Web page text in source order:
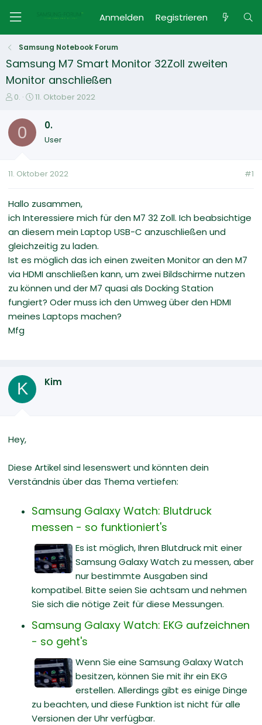
Anmelden Registrieren
Samsung Notebook Forum
Samsung M7 Smart Monitor 32Zoll zweiten
Monitor anschließen
E
s
e
e
0.
E
t
t
m
11. Oktober 2022
0 0.
User
11. Oktober 2022 #1
Hallo zusammen,
ich Interessiere mich für den M7 32 Zoll. Ich beabsichtige
an diesem mein Laptop USB-C anzuschließen und
gleichzeitig zu laden.
Ist es möglich das ich einen zweiten Monitor an den M7
via HDMI anschließen kann, um zwei Bildschirme nutzen
zu können und der M7 quasi als Docking Station
fungiert? Oder muss ich den Umweg über den HDMI
meines Laptops machen?
Mfg
K Kim
Hey,
Diese Artikel sind lesenswert und könnten dein
Verständnis über das Thema vertiefen:
Samsung Galaxy Watch: Blutdruck
messen - so funktioniert's
Es ist möglich, Ihren Blutdruck mit einer
Samsung Galaxy Watch zu messen, aber
nur bestimmte Ausgaben sind
kompatibel. Bitte seien Sie achtsam und nehmen
Sie sich die nötige Zeit für diese Messungen.
Samsung Galaxy Watch: EKG aufzeichnen
- so geht's
Wenn Sie eine Samsung Galaxy Watch
besitzen, können Sie mit ihr ein EKG
erstellen. Allerdings gibt es einige Dinge
zu beachten, und diese Funktion ist nicht für alle
Versionen der Uhr verfügbar.